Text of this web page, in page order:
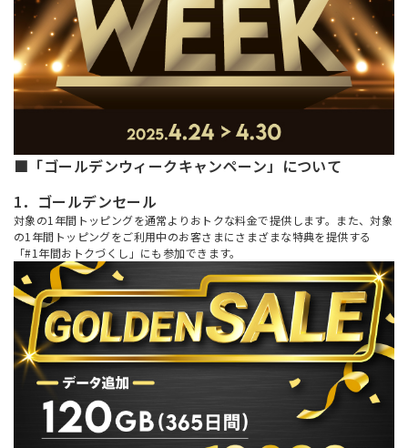
■「ゴールデンウィークキャンペーン」について
1．ゴールデンセール
対象の1年間トッピングを通常よりおトクな料金で提供します。また、対象
の1年間トッピングをご利用中のお客さまにさまざまな特典を提供する
「#1年間おトクづくし」にも参加できます。